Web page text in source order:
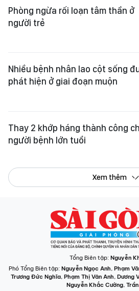
Phòng ngừa rối loạn tâm thần ở
người trẻ
Nhiều bệnh nhân lao cột sống
phát hiện ở giai đoạn muộn
Thay 2 khớp háng thành công
người bệnh lớn tuổi
Xem thêm
Tổng Biên tập: Nguyễn
Phó Tổng Biên tập: Nguyễn Ngọc Anh, Phạm
Trương Đức Nghĩa, Phạm Thị Vân Anh, Dương
Nguyễn Khắc Cường,